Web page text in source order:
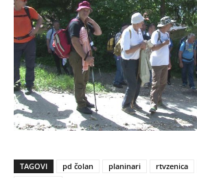
TAGOVI pd čolan planinari rtvzenica